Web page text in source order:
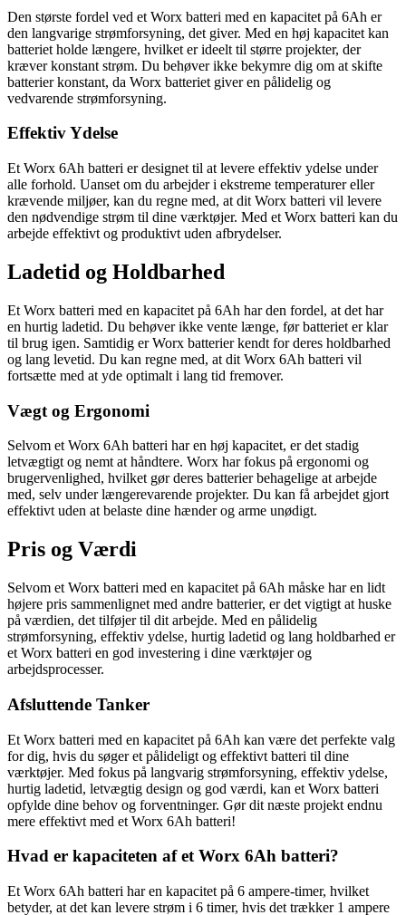
Den største fordel ved et Worx batteri med en kapacitet på 6Ah er
den langvarige strømforsyning, det giver. Med en høj kapacitet kan
batteriet holde længere, hvilket er ideelt til større projekter, der
kræver konstant strøm. Du behøver ikke bekymre dig om at skifte
batterier konstant, da Worx batteriet giver en pålidelig og
vedvarende strømforsyning.
Effektiv Ydelse
Et Worx 6Ah batteri er designet til at levere effektiv ydelse under
alle forhold. Uanset om du arbejder i ekstreme temperaturer eller
krævende miljøer, kan du regne med, at dit Worx batteri vil levere
den nødvendige strøm til dine værktøjer. Med et Worx batteri kan du
arbejde effektivt og produktivt uden afbrydelser.
Ladetid og Holdbarhed
Et Worx batteri med en kapacitet på 6Ah har den fordel, at det har
en hurtig ladetid. Du behøver ikke vente længe, før batteriet er klar
til brug igen. Samtidig er Worx batterier kendt for deres holdbarhed
og lang levetid. Du kan regne med, at dit Worx 6Ah batteri vil
fortsætte med at yde optimalt i lang tid fremover.
Vægt og Ergonomi
Selvom et Worx 6Ah batteri har en høj kapacitet, er det stadig
letvægtigt og nemt at håndtere. Worx har fokus på ergonomi og
brugervenlighed, hvilket gør deres batterier behagelige at arbejde
med, selv under længerevarende projekter. Du kan få arbejdet gjort
effektivt uden at belaste dine hænder og arme unødigt.
Pris og Værdi
Selvom et Worx batteri med en kapacitet på 6Ah måske har en lidt
højere pris sammenlignet med andre batterier, er det vigtigt at huske
på værdien, det tilføjer til dit arbejde. Med en pålidelig
strømforsyning, effektiv ydelse, hurtig ladetid og lang holdbarhed er
et Worx batteri en god investering i dine værktøjer og
arbejdsprocesser.
Afsluttende Tanker
Et Worx batteri med en kapacitet på 6Ah kan være det perfekte valg
for dig, hvis du søger et pålideligt og effektivt batteri til dine
værktøjer. Med fokus på langvarig strømforsyning, effektiv ydelse,
hurtig ladetid, letvægtig design og god værdi, kan et Worx batteri
opfylde dine behov og forventninger. Gør dit næste projekt endnu
mere effektivt med et Worx 6Ah batteri!
Hvad er kapaciteten af ​​et Worx 6Ah batteri?
Et Worx 6Ah batteri har en kapacitet på 6 ampere-timer, hvilket
betyder, at det kan levere strøm i 6 timer, hvis det trækker 1 ampere